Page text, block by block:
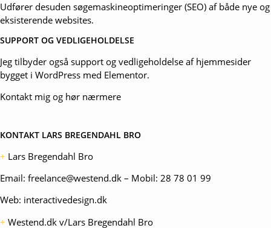
Udfører desuden søgemaskineoptimeringer (SEO) af både nye og
eksisterende websites.
SUPPORT OG VEDLIGEHOLDELSE
Jeg tilbyder også support og vedligeholdelse af hjemmesider
bygget i WordPress med Elementor.
Kontakt mig og hør nærmere
KONTAKT LARS BREGENDAHL BRO
+ Lars Bregendahl Bro
Email: freelance@westend.dk – Mobil: 28 78 01 99
Web: interactivedesign.dk
+ Westend.dk v/Lars Bregendahl Bro